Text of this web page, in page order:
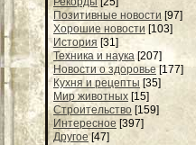
Позитивные новости [97]
Хорошие новости [103]
История [31]
Техника и наука [207]
Новости о здоровье [177]
Кухня и рецепты [35]
Мир животных [15]
Строительство [159]
Интересное [397]
Другое [47]